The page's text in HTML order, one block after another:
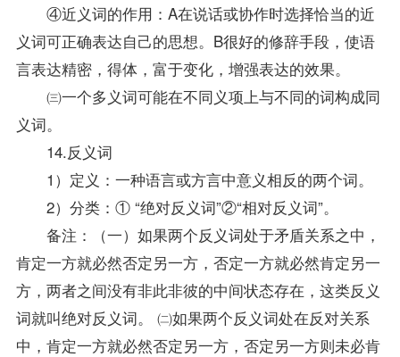
④近义词的作用：A在说话或协作时选择恰当的近
义词可正确表达自己的思想。B很好的修辞手段，使语
言表达精密，得体，富于变化，增强表达的效果。
㈢一个多义词可能在不同义项上与不同的词构成同
义词。
14.反义词
1）定义：一种语言或方言中意义相反的两个词。
2）分类：① “绝对反义词”②“相对反义词”。
备注：（一）如果两个反义词处于矛盾关系之中，
肯定一方就必然否定另一方，否定一方就必然肯定另一
方，两者之间没有非此非彼的中间状态存在，这类反义
词就叫绝对反义词。 ㈡如果两个反义词处在反对关系
中，肯定一方就必然否定另一方，否定另一方则未必肯